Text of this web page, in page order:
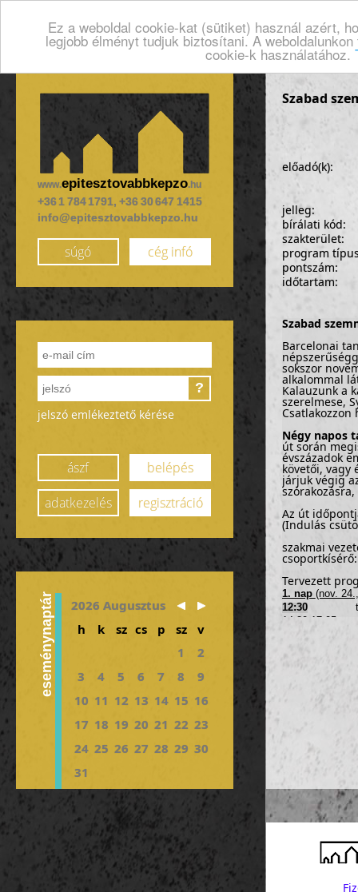
Ez a weboldal cookie-kat (sütiket) használ azért,
legjobb élményt tudjuk biztosítani. A
cookie-k használatához.
www.epitesztovabbkepzo.hu
+36 1 784 1791, +36 30 647 1415
info@epitesztovabbkepzo.hu
súgó cég infó
?
jelszó emlékeztető kérése
ászf
belépés
adatkezelés
regisztráció
eseménynaptár
2026 Augusztus
h
k sz cs p sz
v
1
2
3
4 5 6 7 8
9
10 11 12 13 14 15 16
17 18 19 20 21 22 23
24 25 26 27 28 29 30
31
Szabad
előadó(k):
jelleg:
bírálati kód:
szakterület:
program
pontszám:
időtartam:
Szabad
Barcelonai
sokszor
alkalommal
Kalauzunk a
szerelmese,
Négy napos
út során
évszázadok
követői, vagy
járjuk végig
Az út
(Indulás
szakmai
Tervezett
1. nap (nov.
12:30találkozó
14:30-17:05
08:30-09:30
12:30-14:30
14:00-
Casa
Casa
Hotel
kb. 16:00-